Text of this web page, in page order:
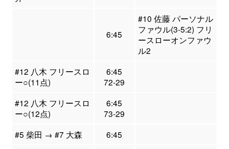
6:45
#10 佐藤 パーソナル
ファウル(3-5:2) フリ
ースローオンファウ
ル2
#12 八木 フリースロ
ー○(11点)
6:45
72-29
#12 八木 フリースロ
ー○(12点)
6:45
73-29
#5 柴田 → #7 大森
6:45